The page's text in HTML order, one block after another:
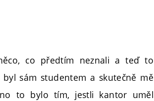
co předtím neznali a teď to
sám studentem a skutečně mě
to bylo tím, jestli kantor uměl